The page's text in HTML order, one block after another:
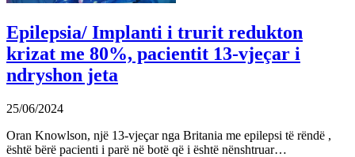
Epilepsia/ Implanti i trurit redukton
krizat me 80%, pacientit 13-vjeçar i
ndryshon jeta
25/06/2024
Oran Knowlson, një 13-vjeçar nga Britania me epilepsi të rëndë ,
është bërë pacienti i parë në botë që i është nënshtruar…